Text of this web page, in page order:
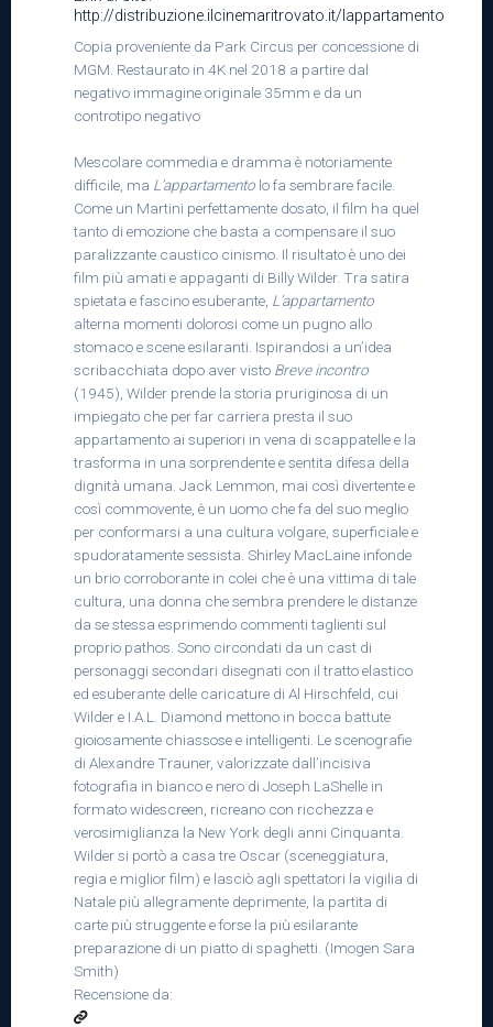
http://distribuzione.ilcinemaritrovato.it/lappartamento
Copia proveniente da Park Circus per concessione di
MGM. Restaurato in 4K nel 2018 a partire dal
negativo immagine originale 35mm e da un
controtipo negativo
Mescolare commedia e dramma è notoriamente
difficile, ma L’appartamento lo fa sembrare facile.
Come un Martini perfettamente dosato, il film ha quel
tanto di emozione che basta a compensare il suo
paralizzante caustico cinismo. Il risultato è uno dei
film più amati e appaganti di Billy Wilder. Tra satira
spietata e fascino esuberante, L’appartamento
alterna momenti dolorosi come un pugno allo
stomaco e scene esilaranti. Ispirandosi a un’idea
scribacchiata dopo aver visto Breve incontro
(1945), Wilder prende la storia pruriginosa di un
impiegato che per far carriera presta il suo
appartamento ai superiori in vena di scappatelle e la
trasforma in una sorprendente e sentita difesa della
dignità umana. Jack Lemmon, mai così divertente e
così commovente, è un uomo che fa del suo meglio
per conformarsi a una cultura volgare, superficiale e
spudoratamente sessista. Shirley MacLaine infonde
un brio corroborante in colei che è una vittima di tale
cultura, una donna che sembra prendere le distanze
da se stessa esprimendo commenti taglienti sul
proprio pathos. Sono circondati da un cast di
personaggi secondari disegnati con il tratto elastico
ed esuberante delle caricature di Al Hirschfeld, cui
Wilder e I.A.L. Diamond mettono in bocca battute
gioiosamente chiassose e intelligenti. Le scenografie
di Alexandre Trauner, valorizzate dall’incisiva
fotografia in bianco e nero di Joseph LaShelle in
formato widescreen, ricreano con ricchezza e
verosimiglianza la New York degli anni Cinquanta.
Wilder si portò a casa tre Oscar (sceneggiatura,
regia e miglior film) e lasciò agli spettatori la vigilia di
Natale più allegramente deprimente, la partita di
carte più struggente e forse la più esilarante
preparazione di un piatto di spaghetti. (Imogen Sara
Smith)
Recensione da: